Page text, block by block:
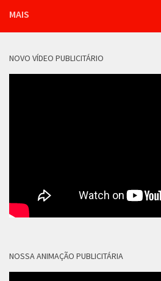
MAIS
NOVO VÍDEO PUBLICITÁRIO
NOSSA ANIMAÇÃO PUBLICITÁRIA